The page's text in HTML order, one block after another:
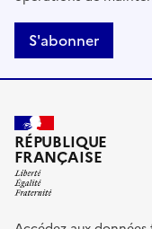
S'abonner
RÉPUBLIQUE
FRANÇAISE